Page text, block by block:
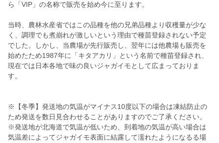
ら「VIP」の名称で販売を始め今に至ります。
当時、農林水産省ではこの品種を他の兄弟品種より収穫量が少な
く、調理でも煮崩れが激しいという理由で種苗登録されない予定
でした。しかし、当農場が先行販売し、翌年には他農場も販売を
始めたため1987年に「キタアカリ」という名前で種苗登録され、
現在では日本各地で味の良いジャガイモとして広まっておりま
す。
※【冬季】発送地の気温がマイナス10度以下の場合は凍結防止の
ため発送を数日見合わせることがありますのでご了承ください。
※発送地が北海道で気温が低いため、到着地の気温が高い場合は
気温差によってジャガイモ表面に結露して濡れたようになるる場